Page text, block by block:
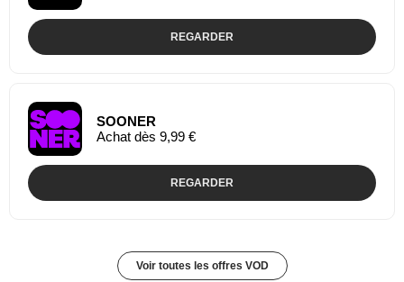
REGARDER
SOONER
Achat dès 9,99 €
REGARDER
Voir toutes les offres VOD